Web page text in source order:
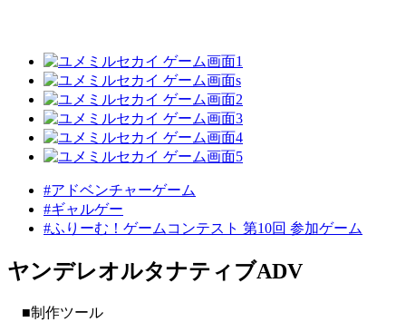
#アドベンチャーゲーム
#ギャルゲー
#ふりーむ！ゲームコンテスト 第10回 参加ゲーム
ヤンデレオルタナティブADV
■制作ツール